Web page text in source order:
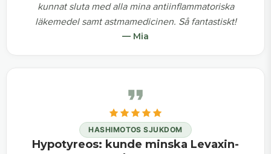
kunnat sluta med alla mina antiinflammatoriska
läkemedel samt astmamedicinen. Så fantastiskt!
— Mia
HASHIMOTOS SJUKDOM
Hypotyreos: kunde minska Levaxin-